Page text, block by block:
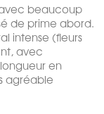
beaucoup
de prime abord.
intense (fleurs
avec
en
agréable